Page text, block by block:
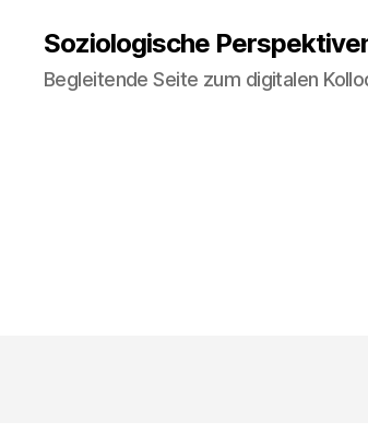
Soziologische
Begleitende Seite zum digitalen